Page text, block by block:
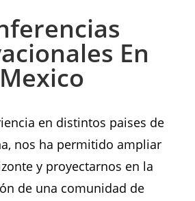
En
Mexico
en distintos paises de
nos ha permitido ampliar
y proyectarnos en la
de una comunidad de